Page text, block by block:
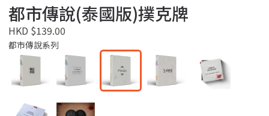
都市傳說(泰國版)撲克牌
HKD $139.00
都市傳說系列